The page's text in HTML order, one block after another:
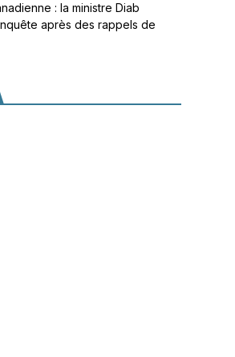
: la ministre Diab
après des rappels de